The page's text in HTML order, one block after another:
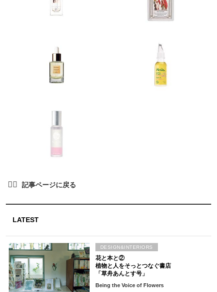
LATEST
花と本と②
植物と人をそっとつなぐ書店
「草舟あんとす号」
Being the Voice of Flowers
DESIGN&INTERIORS